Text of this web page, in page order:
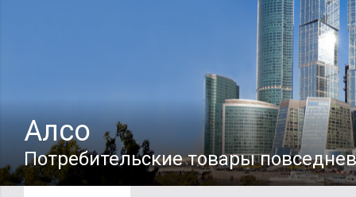
Алсо
Потребительские товары